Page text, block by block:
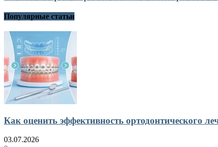
Популярные статьи
Как оценить эффективность ортодонтического
03.07.2026